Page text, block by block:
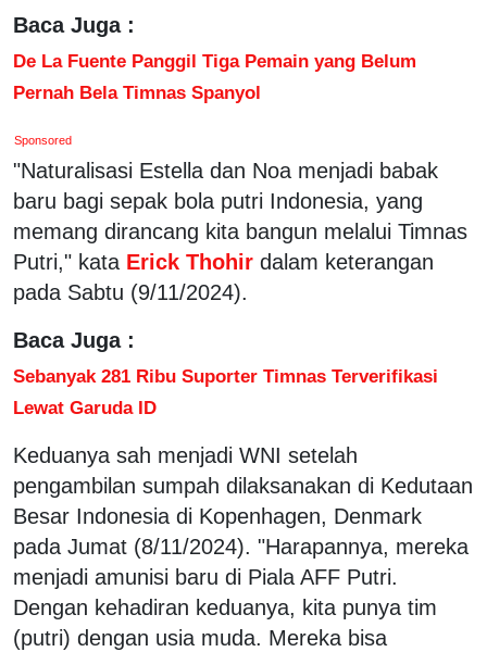
Baca Juga :
De La Fuente Panggil Tiga Pemain yang Belum
Pernah Bela Timnas Spanyol
Sponsored
"Naturalisasi Estella dan Noa menjadi babak
baru bagi sepak bola putri Indonesia, yang
memang dirancang kita bangun melalui Timnas
Putri," kata Erick Thohir dalam keterangan
pada Sabtu (9/11/2024).
Baca Juga :
Sebanyak 281 Ribu Suporter Timnas Terverifikasi
Lewat Garuda ID
Keduanya sah menjadi WNI setelah
pengambilan sumpah dilaksanakan di Kedutaan
Besar Indonesia di Kopenhagen, Denmark
pada Jumat (8/11/2024). "Harapannya, mereka
menjadi amunisi baru di Piala AFF Putri.
Dengan kehadiran keduanya, kita punya tim
(putri) dengan usia muda. Mereka bisa